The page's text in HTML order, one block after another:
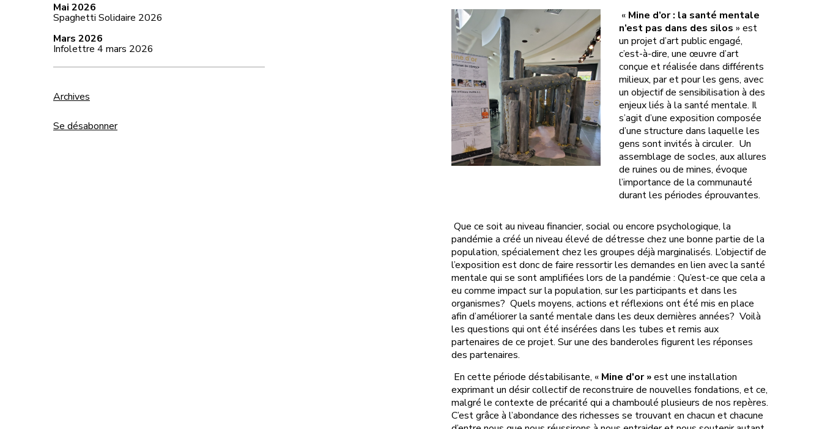
Mai 2026
Spaghetti Solidaire 2026
Mars 2026
Infolettre 4 mars 2026
Archives
Se désabonner
« Mine d’or : la santé mentale
n’est pas dans des silos » est
un projet d’art public engagé,
c’est-à-dire, une œuvre d’art
conçue et réalisée dans différents
milieux, par et pour les gens, avec
un objectif de sensibilisation à des
enjeux liés à la santé mentale. Il
s’agit d’une exposition composée
d’une structure dans laquelle les
gens sont invités à circuler. Un
assemblage de socles, aux allures
de ruines ou de mines, évoque
l’importance de la communauté
durant les périodes éprouvantes.
Que ce soit au niveau financier, social ou encore psychologique, la
pandémie a créé un niveau élevé de détresse chez une bonne partie de la
population, spécialement chez les groupes déjà marginalisés. L’objectif de
l’exposition est donc de faire ressortir les demandes en lien avec la santé
mentale qui se sont amplifiées lors de la pandémie : Qu’est-ce que cela a
eu comme impact sur la population, sur les participants et dans les
organismes? Quels moyens, actions et réflexions ont été mis en place
afin d’améliorer la santé mentale dans les deux dernières années? Voilà
les questions qui ont été insérées dans les tubes et remis aux
partenaires de ce projet. Sur une des banderoles figurent les réponses
des partenaires.
En cette période déstabilisante, « Mine d'or »est une installation
exprimant un désir collectif de reconstruire de nouvelles fondations, et ce,
malgré le contexte de précarité qui a chamboulé plusieurs de nos repères.
C’est grâce à l’abondance des richesses se trouvant en chacun et chacune